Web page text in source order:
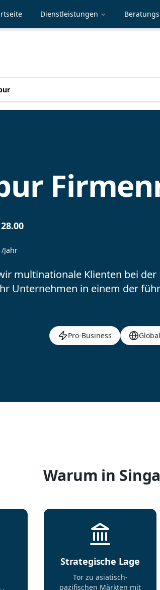
Dienstleistungen
/Jahr
multinationale Klienten bei
Unternehmen in einem der
Pro-Business
Warum in
Strategische Lage
Tor zu asiatisch-
pazifischen Märkten mit